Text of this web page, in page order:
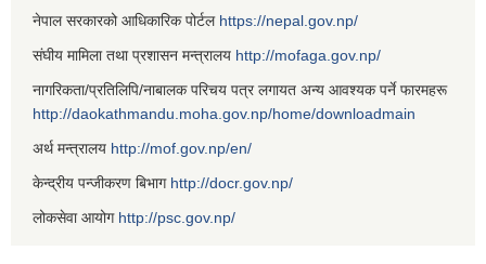
नेपाल सरकारको आधिकारिक पोर्टल https://nepal.gov.np/
संघीय मामिला तथा प्रशासन मन्त्रालय http://mofaga.gov.np/
नागरिकता/प्रतिलिपि/नाबालक परिचय पत्र लगायत अन्य आवश्यक पर्ने फारमहरू
http://daokathmandu.moha.gov.np/home/downloadmain
अर्थ मन्त्रालय http://mof.gov.np/en/
केन्द्रीय पन्जीकरण बिभाग http://docr.gov.np/
लोकसेवा आयोग http://psc.gov.np/